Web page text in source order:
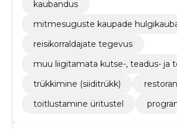
kaubandus
mitmesuguste kaupade
reisikorraldajate tegevus
muu liigitamata kutse-, teadus- ja
trükkimine (siiditrükk)
toitlustamine üritustel